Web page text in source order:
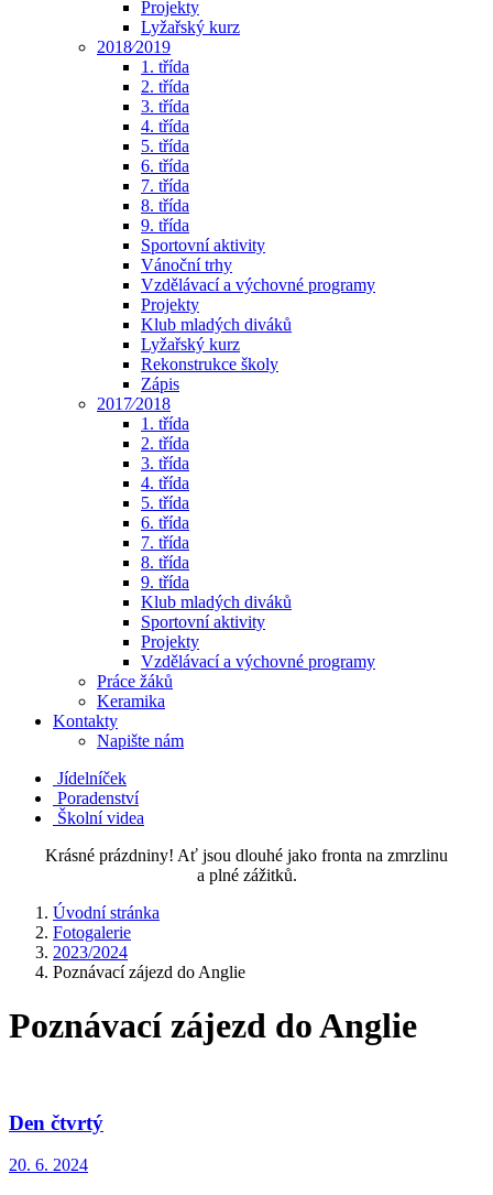
Projekty
Lyžařský kurz
2018⁄2019
1. třída
2. třída
3. třída
4. třída
5. třída
6. třída
7. třída
8. třída
9. třída
Sportovní aktivity
Vánoční trhy
Vzdělávací a výchovné programy
Projekty
Klub mladých diváků
Lyžařský kurz
Rekonstrukce školy
Zápis
2017⁄2018
1. třída
2. třída
3. třída
4. třída
5. třída
6. třída
7. třída
8. třída
9. třída
Klub mladých diváků
Sportovní aktivity
Projekty
Vzdělávací a výchovné programy
Práce žáků
Keramika
Kontakty
Napište nám
Jídelníček
Poradenství
Školní videa
Krásné prázdniny! Ať jsou dlouhé jako fronta na zmrzlinu
a plné zážitků.
Úvodní stránka
Fotogalerie
2023/2024
Poznávací zájezd do Anglie
Poznávací zájezd do Anglie
Den čtvrtý
20. 6. 2024